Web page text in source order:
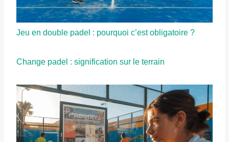
Jeu en double padel : pourquoi c’est obligatoire ?
Change padel : signification sur le terrain